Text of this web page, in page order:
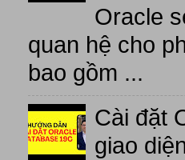
Oracle
quan hệ cho
bao gồm ...
Cài đặt
giao